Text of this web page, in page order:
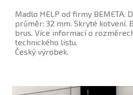
Madlo HELP od firmy BEMETA.
průměr: 32 mm. Skryté kotvení.
brus. Více informací o
technického listu.
Český výrobek.